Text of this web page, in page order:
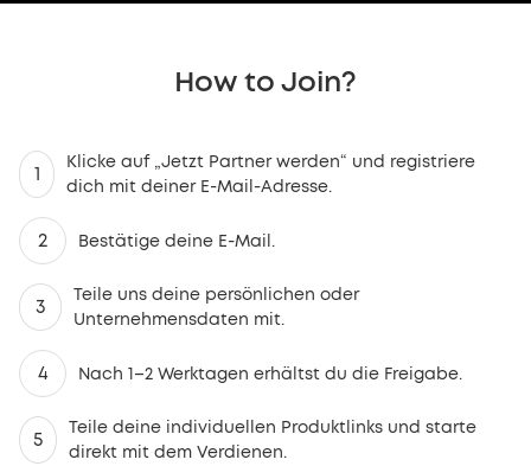
How to Join?
1
Klicke auf „Jetzt Partner werden“ und registriere
dich mit deiner E-Mail-Adresse.
2 Bestätige deine E-Mail.
3
Teile uns deine persönlichen oder
Unternehmensdaten mit.
4 Nach 1–2 Werktagen erhältst du die Freigabe.
5
Teile deine individuellen Produktlinks und starte
direkt mit dem Verdienen.